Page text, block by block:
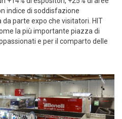
indice di soddisfazione
da parte expo che visitatori. HIT
la più importante piazza di
e per il comparto delle